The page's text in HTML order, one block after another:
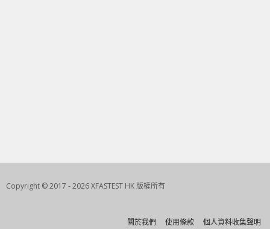
Copyright © 2017 - 2026 XFASTEST HK 版權所有
關於我們 使用條款 個人資料收集聲明